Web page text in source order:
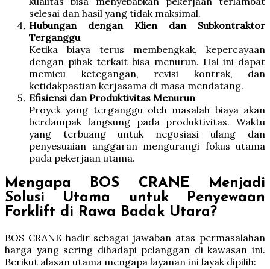
selesai dan hasil yang tidak maksimal.
Hubungan dengan Klien dan Subkontraktor
Terganggu
Ketika biaya terus membengkak, kepercayaan
dengan pihak terkait bisa menurun. Hal ini dapat
memicu ketegangan, revisi kontrak, dan
ketidakpastian kerjasama di masa mendatang.
Efisiensi dan Produktivitas Menurun
Proyek yang terganggu oleh masalah biaya akan
berdampak langsung pada produktivitas. Waktu
yang terbuang untuk negosiasi ulang dan
penyesuaian anggaran mengurangi fokus utama
pada pekerjaan utama.
Mengapa BOS CRANE Menjadi
Solusi Utama untuk Penyewaan
Forklift di Rawa Badak Utara?
BOS CRANE hadir sebagai jawaban atas permasalahan
harga yang sering dihadapi pelanggan di kawasan ini.
Berikut alasan utama mengapa layanan ini layak dipilih: